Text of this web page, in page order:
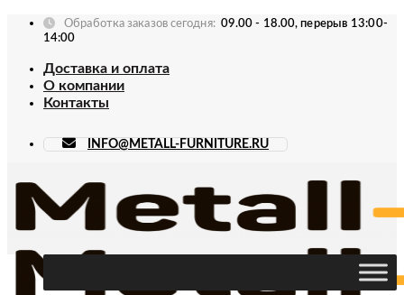
Skip
Обработка заказов сегодня: 09.00 - 18.00, перерыв 13:00-
14:00
Доставка и оплата
О компании
Контакты
INFO@METALL-FURNITURE.RU